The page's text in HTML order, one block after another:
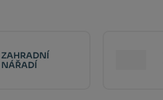
ZAHRADNÍ
NÁŘADÍ